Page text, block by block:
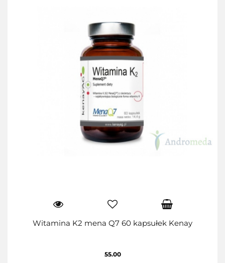
Witamina K2 mena Q7 60 kapsułek Kenay
55.00